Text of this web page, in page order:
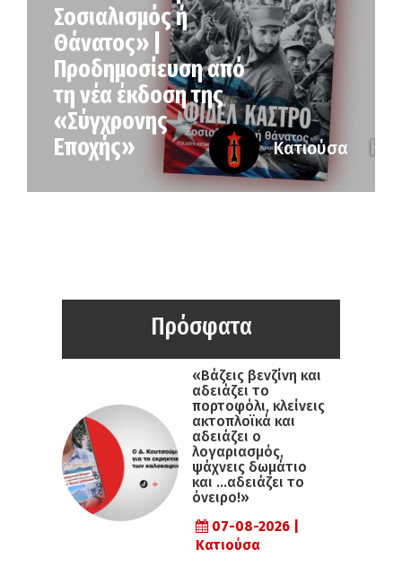
Σοσιαλισμός ή
Θάνατος» |
Προδημοσίευση από
τη νέα έκδοση της
«Σύγχρονης
Εποχής»
Κατιούσα
Πρόσφατα
«Βάζεις βενζίνη και
αδειάζει το
πορτοφόλι, κλείνεις
ακτοπλοϊκά και
αδειάζει ο
λογαριασμός,
ψάχνεις δωμάτιο
και …αδειάζει το
όνειρο!»
07-08-2026 |
Κατιούσα